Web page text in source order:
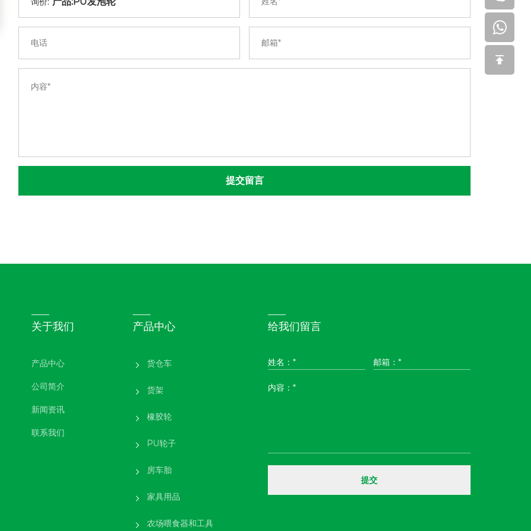
提交留言
关于我们
产品中心
公司简介
新闻资讯
联系我们
产品中心
货仓车
货架
橡胶轮
PU轮子
房车胎
家具用品
农场喂食器和工具
给我们留言
姓名：* 邮箱：*
内容：*
提交